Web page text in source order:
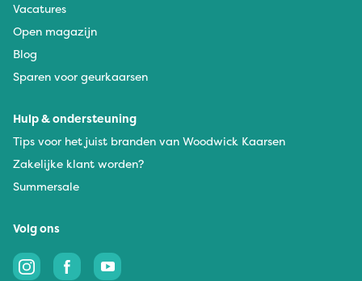
Vacatures
Open magazijn
Blog
Sparen voor geurkaarsen
Hulp & ondersteuning
Tips voor het juist branden van Woodwick Kaarsen
Zakelijke klant worden?
Summersale
Volg ons